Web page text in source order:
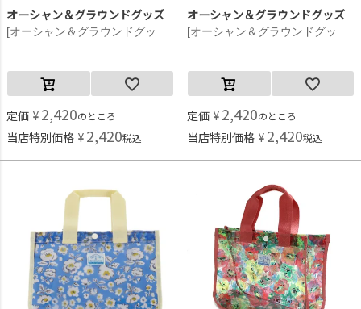
オーシャン＆グラウンドグッズ
定価 ¥ 2,420のところ
当店特別価格 ¥ 2,420税込
オーシャン＆グラウンドグッズ
定価 ¥ 2,420のところ
当店特別価格 ¥ 2,420税込